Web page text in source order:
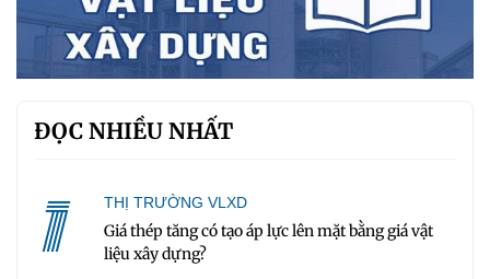
ĐỌC NHIỀU NHẤT
1 THỊ TRƯỜNG VLXD
Giá thép tăng có tạo áp lực lên mặt bằng giá vật
liệu xây dựng?